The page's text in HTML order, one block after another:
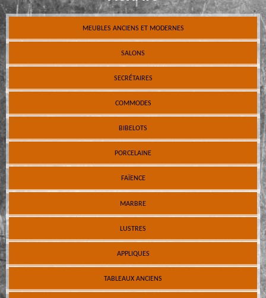
MEUBLES ANCIENS ET MODERNES
SALONS
SECRÉTAIRES
COMMODES
BIBELOTS
PORCELAINE
FAÏENCE
MARBRE
LUSTRES
APPLIQUES
TABLEAUX ANCIENS